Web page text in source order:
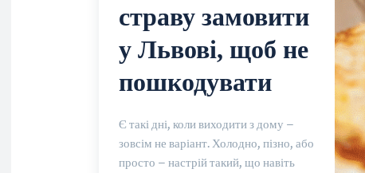
страву замовити
у Львові, щоб не
пошкодувати
Є такі дні, коли виходити з дому –
зовсім не варіант. Холодно, пізно, або
просто – настрій такий, що навіть